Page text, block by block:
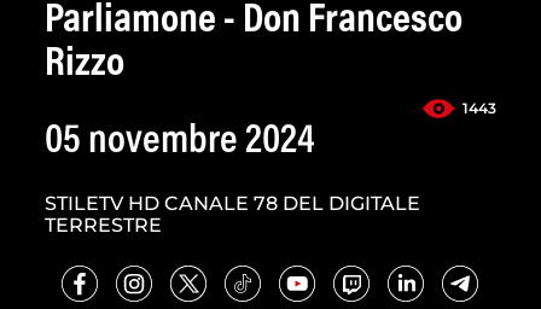
Parliamone - Don Francesco
Rizzo
1443
05 novembre 2024
STILETV HD CANALE 78 DEL DIGITALE
TERRESTRE